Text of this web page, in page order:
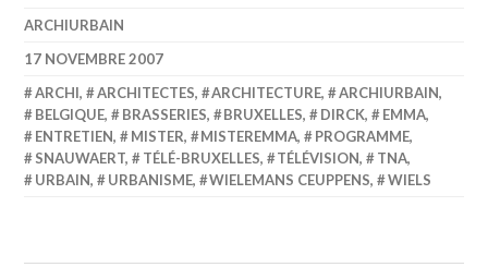
ARCHIURBAIN
17 NOVEMBRE 2007
ARCHI, ARCHITECTES, ARCHITECTURE, ARCHIURBAIN,
BELGIQUE, BRASSERIES, BRUXELLES, DIRCK, EMMA,
ENTRETIEN, MISTER, MISTEREMMA, PROGRAMME,
SNAUWAERT, TÉLÉ-BRUXELLES, TÉLÉVISION, TNA,
URBAIN, URBANISME, WIELEMANS CEUPPENS, WIELS